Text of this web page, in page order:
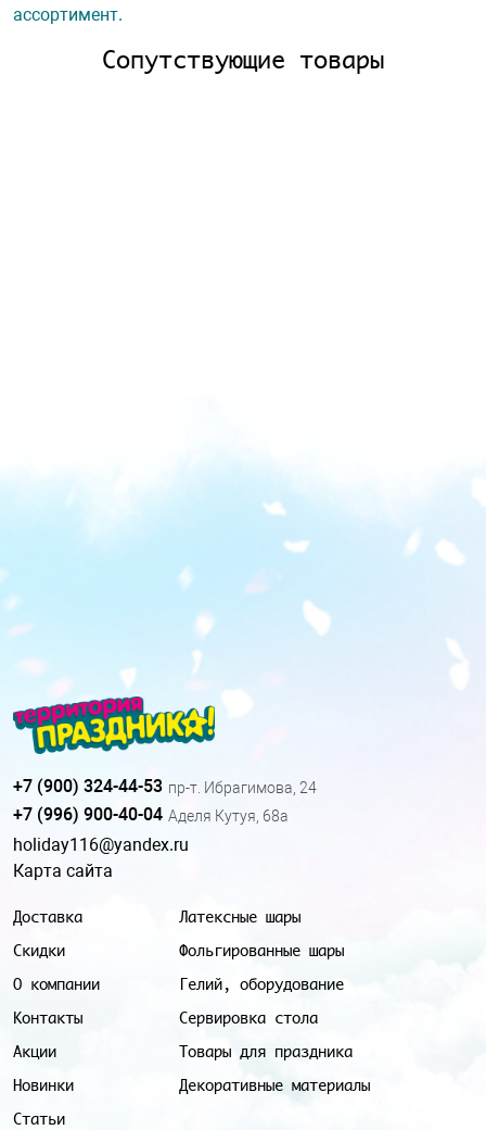
ассортимент.
Сопутствующие товары
Доставка
Скидки
О компании
Контакты
Акции
Новинки
Статьи
Латексные шары
Фольгированные шары
Гелий, оборудование
Сервировка стола
Товары для праздника
Декоративные материалы
+7 (900) 324-44-53 пр-т. Ибрагимова, 24
+7 (996) 900-40-04 Аделя Кутуя, 68а
holiday116@yandex.ru
Карта сайта